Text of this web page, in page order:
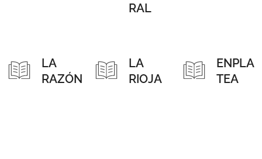
RAL
LA
RAZÓN
LA
RIOJA
ENPLA
TEA